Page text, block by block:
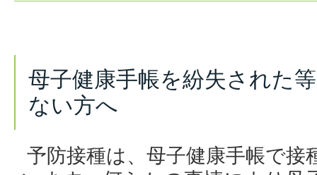
母子健康手帳を紛失された
ない方へ
予防接種は、母子健康手帳で接